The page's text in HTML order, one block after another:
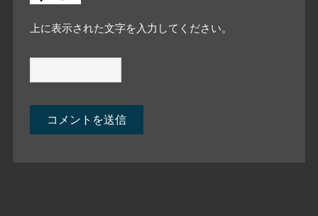
上に表示された文字を入力してください。